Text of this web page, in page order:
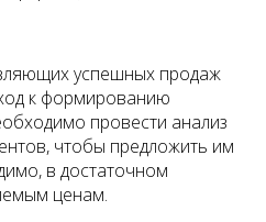
успешных продаж
к формированию
провести анализ
чтобы предложить им
в достаточном
ценам.